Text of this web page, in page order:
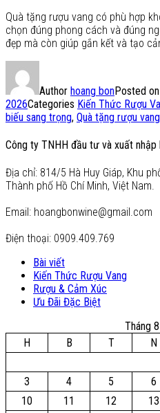
Quà tặng rượu vang có phù hợp
chọn đúng phong cách và đúng
đẹp mà còn giúp gắn kết và tạo
Author hoang bonPosted on
2026Categories Kiến Thức Rượu
biếu sang trọng, Quà tặng rượu vang
Công ty TNHH đầu tư và xuất nhập
Địa chỉ: 814/5 Hà Huy Giáp, Khu
Thành phố Hồ Chí Minh, Việt Nam.
Email: hoangbonwine@gmail.com
Điện thoại: 0909.409.769
Bài viết
Kiến Thức Rượu Vang
Rượu & Cảm Xúc
Ưu Đãi Đặc Biệt
Tháng
H
B T N
3
4 5 6
10
11 12 13